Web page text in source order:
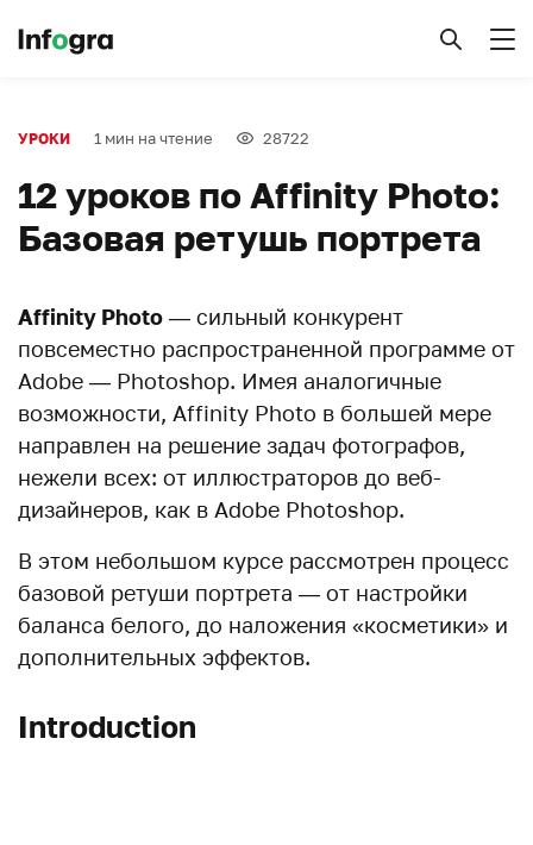
УРОКИ 1 мин на чтение 28722
12 уроков по Affinity Photo:
Базовая ретушь портрета
Affinity Photo — сильный конкурент
повсеместно распространенной программе от
Adobe — Photoshop. Имея аналогичные
возможности, Affinity Photo в большей мере
направлен на решение задач фотографов,
нежели всех: от иллюстраторов до веб-
дизайнеров, как в Adobe Photoshop.
В этом небольшом курсе рассмотрен процесс
базовой ретуши портрета — от настройки
баланса белого, до наложения «косметики» и
дополнительных эффектов.
Introduction